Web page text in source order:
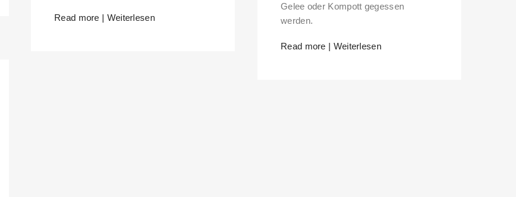
Read more | Weiterlesen
Gelee oder Kompott gegessen
werden.
Read more | Weiterlesen